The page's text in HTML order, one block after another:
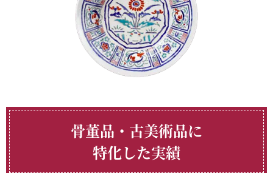
骨董品・古美術品に
特化した実績